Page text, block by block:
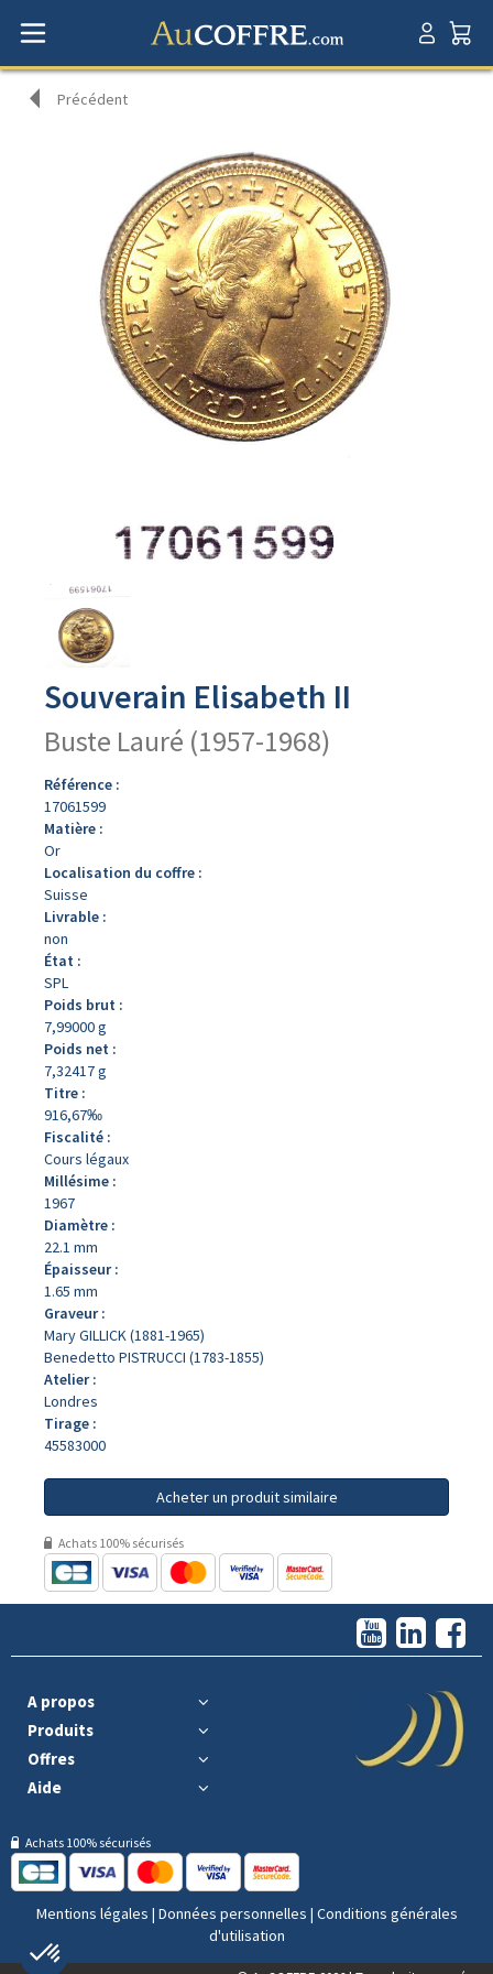
Précédent
Avers
produit
Souverain Elisabeth II
Buste Lauré (1957-1968)
Référence :
17061599
Matière :
Or
Localisation du coffre :
Suisse
Livrable :
non
État :
SPL
Poids brut :
7,99000 g
Poids net :
7,32417 g
Titre :
916,67‰
Fiscalité :
Cours légaux
Millésime :
1967
Diamètre :
22.1 mm
Épaisseur :
1.65 mm
Graveur :
Mary GILLICK (1881-1965)
Benedetto PISTRUCCI (1783-1855)
Atelier :
Londres
Tirage :
45583000
Acheter un produit similaire
Achats 100% sécurisés
A propos
Produits
Offres
Aide
Achats 100% sécurisés
Mentions légales | Données personnelles | Conditions générales
d'utilisation